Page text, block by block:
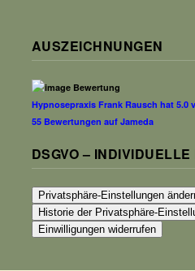
AUSZEICHNUNGEN
Hypnosepraxis Frank Rausch hat 5.0
55Bewertungen auf Jameda
DSGVO –
Privatsphäre-Einstellungen
Historie der Privatsphäre-
Einwilligungen widerrufen